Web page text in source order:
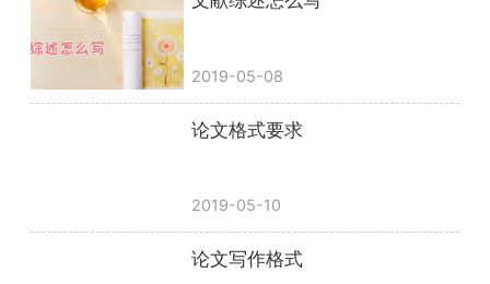
2019-05-08
论文格式要求
2019-05-10
论文写作格式